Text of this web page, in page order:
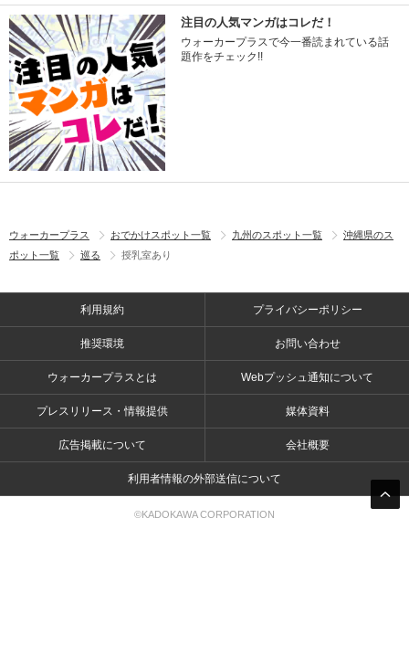
注目の人気マンガはコレだ！
ウォーカープラスで今一番読まれている話
題作をチェック!!
ウォーカープラス おでかけスポット一覧 九州のスポット一覧
沖縄県のス
ポット一覧
巡る 授乳室あり
利用規約 プライバシーポリシー
推奨環境 お問い合わせ
ウォーカープラスとは Webプッシュ通知について
プレスリリース・情報提供 媒体資料
広告掲載について 会社概要
利用者情報の外部送信について
©KADOKAWA CORPORATION